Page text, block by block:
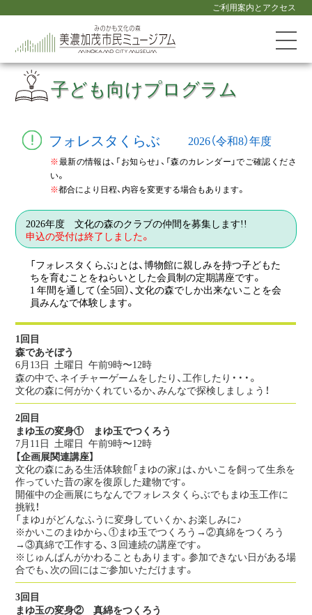
ご利用案内とアクセス
子ども向けプログラム
フォレスタくらぶ 2026（令和8）年度
※最新の情報は、「お知らせ」、「森のカレンダー」でご確認くださ
い。
※都合により日程、内容を変更する場合もあります。
2026年度 文化の森のクラブの仲間を募集します!!
申込の受付は終了しました。
「フォレスタくらぶ」とは、博物館に親しみを持つ子どもた
ちを育むことをねらいとした会員制の定期講座です。
1 年間を通して（全5回）、文化の森でしか出来ないことを会
員みんなで体験します。
1回目
森であそぼう
6月13日 土曜日午前9時〜12時
森の中で、ネイチャーゲームをしたり、工作したり・・・。
文化の森に何がかくれているか、みんなで探検しましょう！
2回目
まゆ玉の変身① まゆ玉でつくろう
7月11日 土曜日午前9時〜12時
【企画展関連講座】
文化の森にある生活体験館「まゆの家」は、かいこを飼って生糸を
作っていた昔の家を復原した建物です。
開催中の企画展にちなんでフォレスタくらぶでもまゆ玉工作に
挑戦！
「まゆ」がどんなふうに変身していくか、お楽しみに♪
※かいこのまゆから、①まゆ玉でつくろう→②真綿をつくろう
→③真綿で工作する、３回連続の講座です。
※じゅんばんがかわることもあります。参加できない日がある場
合でも、次の回にはご参加いただけます。
3回目
まゆ玉の変身② 真綿をつくろう